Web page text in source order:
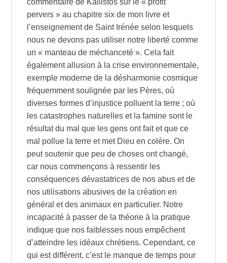
commentaire de Kallistos sur le « profit
pervers » au chapitre six de mon livre et
l’enseignement de Saint Irénée selon lesquels
nous ne devons pas utiliser notre liberté comme
un « manteau de méchanceté ». Cela fait
également allusion à la crise environnementale,
exemple moderne de la désharmonie cosmique
fréquemment soulignée par les Pères, où
diverses formes d’injustice polluent la terre ; où
les catastrophes naturelles et la famine sont le
résultat du mal que les gens ont fait et que ce
mal pollue la terre et met Dieu en colère. On
peut soutenir que peu de choses ont changé,
car nous commençons à ressentir les
conséquences dévastatrices de nos abus et de
nos utilisations abusives de la création en
général et des animaux en particulier. Notre
incapacité à passer de la théorie à la pratique
indique que nos faiblesses nous empêchent
d’atteindre les idéaux chrétiens. Cependant, ce
qui est différent, c’est le manque de temps pour